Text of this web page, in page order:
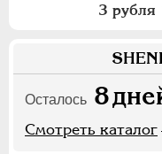
3
Осталось 8
Смотреть каталог